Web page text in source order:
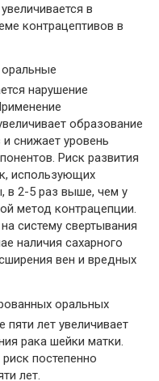
в
контрацептивов в
нарушение
образование
снижает уровень
Риск развития
использующих
в 2-5 раз выше, чем у
метод контрацепции.
систему свертывания
наличия сахарного
вен и вредных
оральных
пяти лет увеличивает
рака шейки матки.
постепенно
лет.